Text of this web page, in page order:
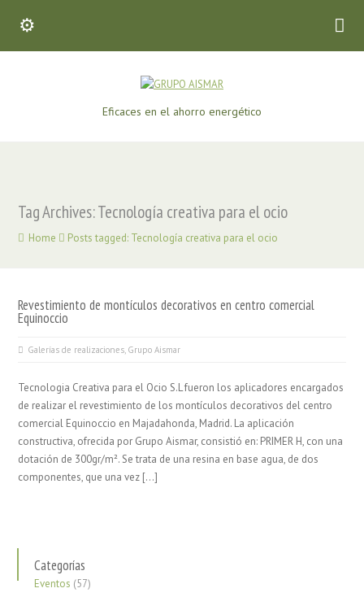
Eficaces en el ahorro energético
Tag Archives: Tecnología creativa para el ocio
Home Posts tagged: Tecnología creativa para el ocio
Revestimiento de montículos decorativos en centro comercial
Equinoccio
Galerías de realizaciones, Grupo Aismar
Tecnologia Creativa para el Ocio S.L fueron los aplicadores encargados
de realizar el revestimiento de los montículos decorativos del centro
comercial Equinoccio en Majadahonda, Madrid. La aplicación
constructiva, ofrecida por Grupo Aismar, consistió en: PRIMER H, con una
dotación de 300gr/m². Se trata de una resina en base agua, de dos
componentes, que una vez […]
Categorías
Eventos (57)